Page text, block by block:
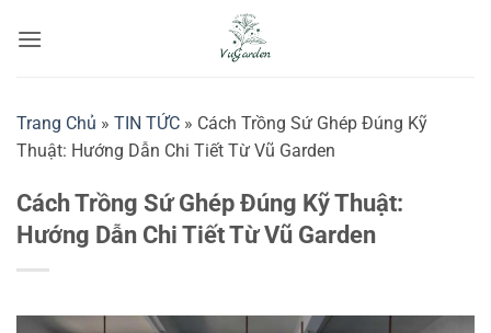
qua
Trang Chủ » TIN TỨC » Cách Trồng Sứ Ghép Đúng Kỹ
Thuật: Hướng Dẫn Chi Tiết Từ Vũ Garden
Cách Trồng Sứ Ghép Đúng Kỹ Thuật:
Hướng Dẫn Chi Tiết Từ Vũ Garden